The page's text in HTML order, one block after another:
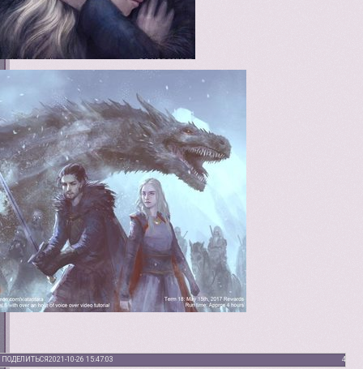
ПОДЕЛИТЬСЯ 4
2021-10-26 15:47:03